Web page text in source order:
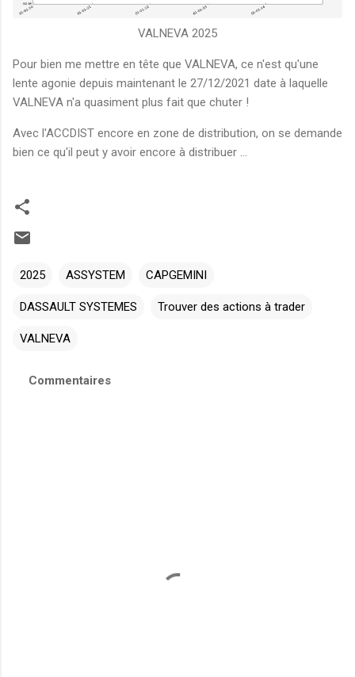
VALNEVA 2025
Pour bien me mettre en tête que VALNEVA, ce n'est qu'une
lente agonie depuis maintenant le 27/12/2021 date à laquelle
VALNEVA n'a quasiment plus fait que chuter !
Avec l'ACCDIST encore en zone de distribution, on se demande
bien ce qu'il peut y avoir encore à distribuer ...
2025 ASSYSTEM CAPGEMINI
DASSAULT SYSTEMES Trouver des actions à trader
VALNEVA
Commentaires